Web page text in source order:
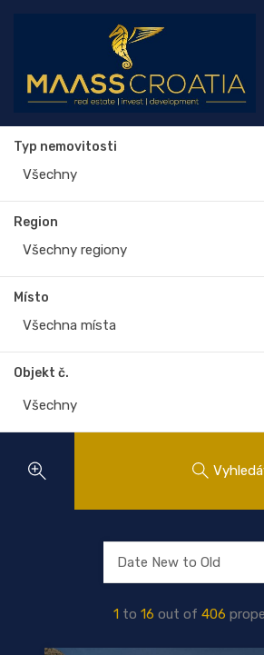
Typ nemovitosti
Všechny
Region
Všechny regiony
Místo
Všechna místa
Objekt č.
1 to 16 out of 406
Date New to Old